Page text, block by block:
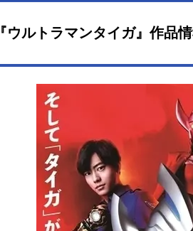
『ウルトラマンタイガ』作品